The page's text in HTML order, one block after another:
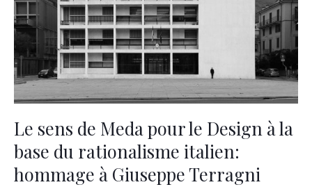
Le sens de Meda pour le Design à la
base du rationalisme italien:
hommage à Giuseppe Terragni
pour
le
Design
à
la
base
rationalisme
hommage
à
Giuseppe
Terragni